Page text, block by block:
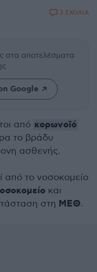
3 ΣΧΟΛΙΑ
στα αποτελέσματα
Google
από κορωνοϊό
το βράδυ
ασθενής.
από το νοσοκομείο
και
στη ΜΕΘ.